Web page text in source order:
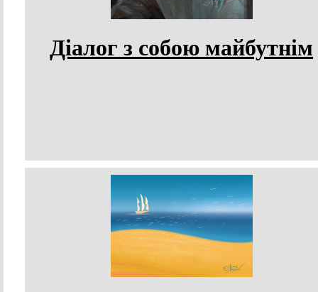
Діалог з собою майбутнім